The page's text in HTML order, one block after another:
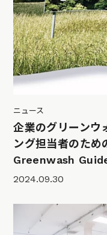
ニュース
企業のグリーンウ
ング担当者のた
Greenwash Guide
2024.09.30